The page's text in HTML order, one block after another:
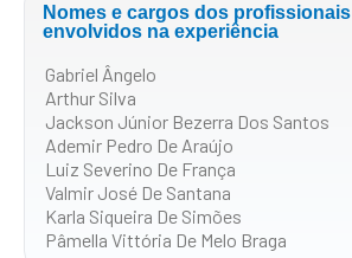
Nomes e cargos dos profissionais
envolvidos na experiência
Gabriel Ângelo
Arthur Silva
Jackson Júnior Bezerra Dos Santos
Ademir Pedro De Araújo
Luiz Severino De França
Valmir José De Santana
Karla Siqueira De Simões
Pâmella Vittória De Melo Braga